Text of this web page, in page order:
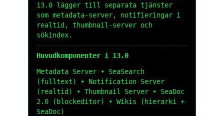
13.0 lägger till separata tjänster
som metadata-server, notifieringar i
realtid, thumbnail-server och
sökindex.
Huvudkomponenter i 13.0
Metadata Server • SeaSearch
(fulltext) • Notification Server
(realtid) • Thumbnail Server • SeaDoc
2.0 (blockeditor) • Wikis (hierarki +
SeaDoc)